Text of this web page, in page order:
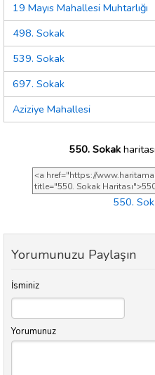
19 Mayıs Mahallesi Muhtarlığı
498. Sokak
539. Sokak
697. Sokak
Aziziye Mahallesi
550. Sokak
550.
Yorumunuzu Paylaşın
İsminiz
Yorumunuz